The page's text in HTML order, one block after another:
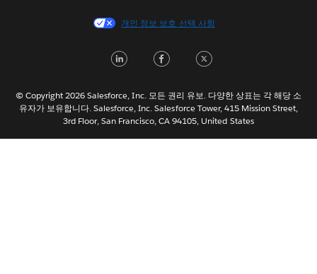
Français (Canada)
Italiano
Nederlands
Português
개인 정보 보호 선택 사항
LinkedInFacebook
© Copyright 2026 Salesforce, Inc. 모든 권리 유보. 다양한 상표는 각 해당 소
유자가 보유합니다. Salesforce, Inc. Salesforce Tower, 415 Mission Street,
3rd Floor, San Francisco, CA 94105, United States